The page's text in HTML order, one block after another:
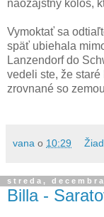
naozajstný kolos,
Vymoktať sa
späť ubiehala
Lanzendorf do
vedeli ste, že
zrovnané so
vana o 10:29
streda,
Billa -